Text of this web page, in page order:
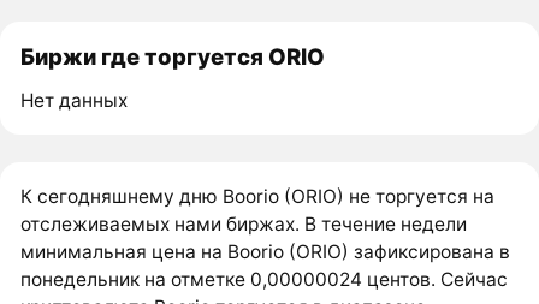
Биржи где торгуется ORIO
Нет данных
К сегодняшнему дню Boorio (ORIO) не торгуется на
отслеживаемых нами биржах. В течение недели
минимальная цена на Boorio (ORIO) зафиксирована в
понедельник на отметке 0,00000024 центов. Сейчас